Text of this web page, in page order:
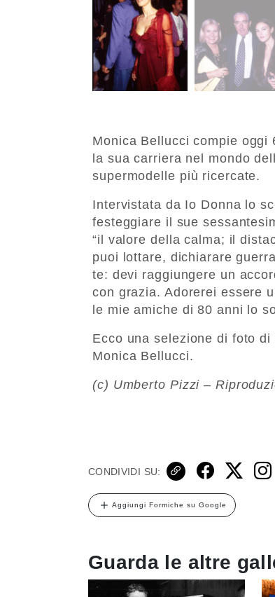
Monica Bellucci compie
la sua carriera nel mondo
supermodelle più ricercate.
Intervistata da Io Donna lo
festeggiare il sue
“il valore della calma; il
puoi lottare, dichiarare
te: devi raggiungere un
con grazia. Adorerei essere
le mie amiche di 80 anni lo
Ecco una selezione di foto
Monica Bellucci.
(c) Umberto Pizzi –
CONDIVIDI SU:
Aggiungi Formiche su Google
Guarda le altre